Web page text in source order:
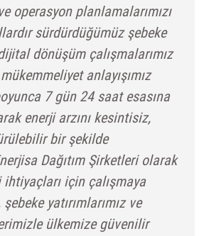
operasyon planlamalarımızı
sürdürdüğümüz şebeke
dijital dönüşüm çalışmalarımız
anlayışımız
7 gün 24 saat esasına
enerji arzını kesintisiz,
bir şekilde
Dağıtım Şirketleri olarak
için çalışmaya
yatırımlarımız ve
ülkemize güvenilir